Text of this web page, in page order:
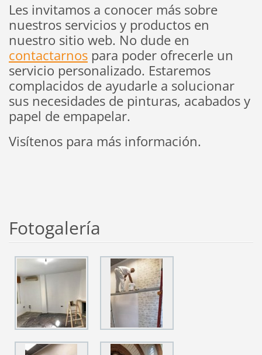
Les invitamos a conocer más sobre
nuestros servicios y productos en
nuestro sitio web. No dude en
contactarnospara poder ofrecerle un
servicio personalizado. Estaremos
complacidos de ayudarle a solucionar
sus necesidades de pinturas, acabados y
papel de empapelar.
Visítenos para más información.
Fotogalería